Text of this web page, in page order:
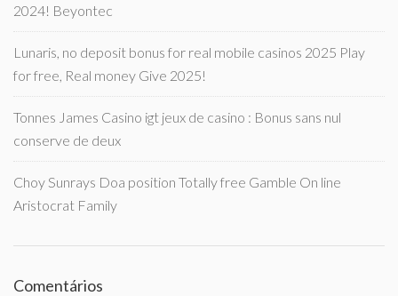
2024! Beyontec
Lunaris, no deposit bonus for real mobile casinos 2025 Play
for free, Real money Give 2025!
Tonnes James Casino igt jeux de casino : Bonus sans nul
conserve de deux
Choy Sunrays Doa position Totally free Gamble On line
Aristocrat Family
Comentários